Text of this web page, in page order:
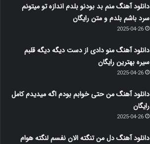
دانلود آهنگ منم بد بودنو بلدم اندازه تو میتونم
سرد باشم بلدم و متن رایگان
2025-04-26
دانلود آهنگ منو دادی از دست دیگه دیگه قلبم
سیره بهترین رایگان
2025-04-26
دانلود آهنگ من حتی خوابم بودم اگه میدیدم کامل
رایگان
2025-04-26
دانلود آهنگ دل من تنگته الان نفسم لنگته هوام